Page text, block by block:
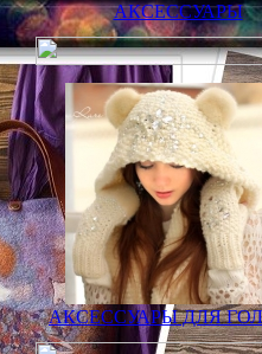
АКСЕССУАРЫ
АКСЕССУАРЫ ДЛЯ